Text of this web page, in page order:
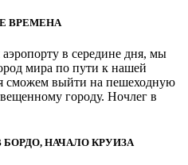
ВРЕМЕНА
в середине дня, мы
мира по пути к нашей
сможем выйти на пешеходную
городу. Ночлег в
БОРДО, НАЧАЛО КРУИЗА